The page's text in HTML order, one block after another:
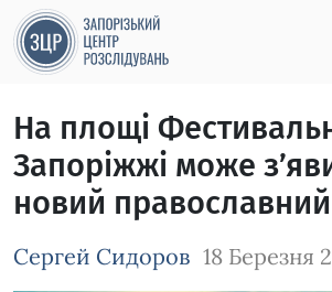
На площі
Запоріжжі може
новий
Сергей Сидоров 18 Березня